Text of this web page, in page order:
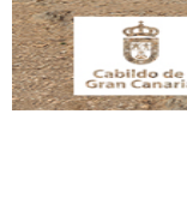
Leales.org » Gran Canaria |